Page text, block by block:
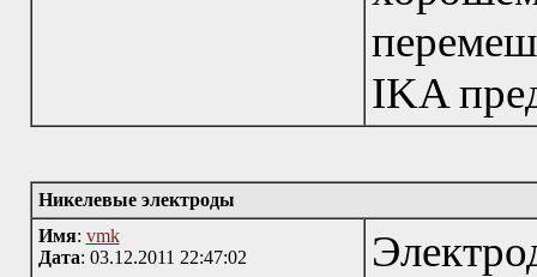
IKA
Никелевые электроды
Имя: vmk
Дата: 03.12.2011 22:47:02